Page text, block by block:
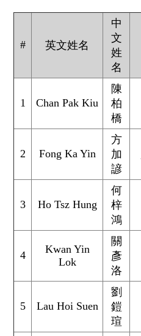
# 英文姓名
中
文
姓
名
1 Chan Pak Kiu
陳
柏
橋
2 Fong Ka Yin
方
加
諺
3 Ho Tsz Hung
何
梓
鴻
4
Kwan Yin
Lok
關
彥
洛
5 Lau Hoi Suen
劉
鎧
瑄